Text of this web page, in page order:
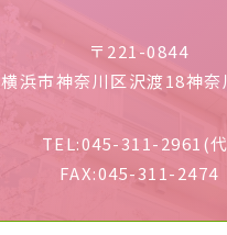
〒221-0844
横浜市神奈川区沢渡18神奈
TEL:045-311-2961(
FAX:045-311-2474